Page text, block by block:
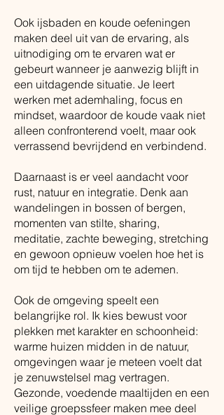
Ook ijsbaden en koude oefeningen
maken deel uit van de ervaring, als
uitnodiging om te ervaren wat er
gebeurt wanneer je aanwezig blijft in
een uitdagende situatie. Je leert
werken met ademhaling, focus en
mindset, waardoor de koude vaak niet
alleen confronterend voelt, maar ook
verrassend bevrijdend en verbindend.
Daarnaast is er veel aandacht voor
rust, natuur en integratie. Denk aan
wandelingen in bossen of bergen,
momenten van stilte, sharing,
meditatie, zachte beweging, stretching
en gewoon opnieuw voelen hoe het is
om tijd te hebben om te ademen.
Ook de omgeving speelt een
belangrijke rol. Ik kies bewust voor
plekken met karakter en schoonheid:
warme huizen midden in de natuur,
omgevingen waar je meteen voelt dat
je zenuwstelsel mag vertragen.
Gezonde, voedende maaltijden en een
veilige groepssfeer maken mee deel